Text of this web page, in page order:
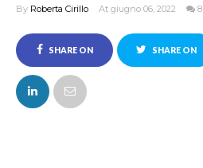
By Roberta Cirillo At giugno 06, 2022 8
SHARE ON
FACEBOOK
SHARE ON